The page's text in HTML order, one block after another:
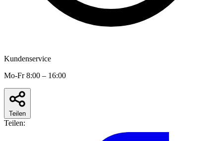
Kundenservice
Mo-Fr 8:00 – 16:00
Teilen
Teilen: